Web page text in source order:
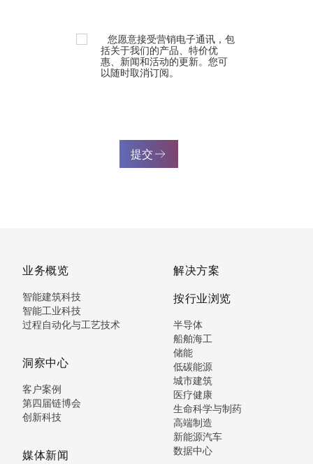
您愿意接受营销电子通讯，包
括关于我们的产品、特价优
惠、新闻和活动的更新。您可
以随时取消订阅。
提交
业务概览
智能建筑科技
智能工业科技
过程自动化与工艺技术
洞察中心
客户案例
第四届链博会
创新科技
媒体新闻
解决方案
按行业浏览
半导体
船舶海工
储能
低碳能源
城市建筑
医疗健康
生命科学与制药
高端制造
新能源汽车
数据中心